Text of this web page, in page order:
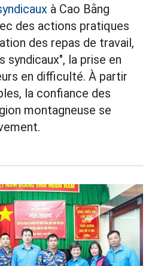
à Cao Bằng
des actions pratiques
des repas de travail,
syndicaux", la prise en
en difficulté. À partir
la confiance des
montagneuse se